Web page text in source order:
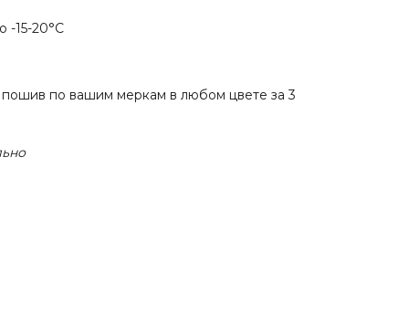
-15-20°C
по вашим меркам в любом цвете за 3